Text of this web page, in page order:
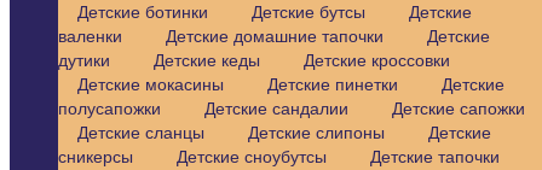
Детские ботинки
Детские бутсы
Детские
валенки
Детские домашние тапочки
Детские
дутики
Детские кеды
Детские кроссовки
Детские мокасины
Детские пинетки
Детские
полусапожки
Детские сандалии
Детские сапожки
Детские сланцы
Детские слипоны
Детские
сникерсы
Детские сноубутсы
Детские тапочки